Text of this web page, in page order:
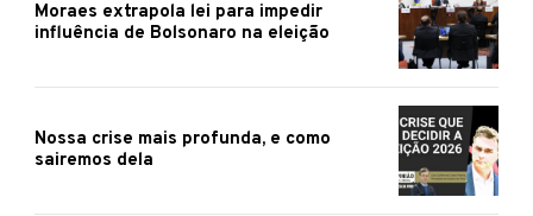
Moraes extrapola lei para impedir
influência de Bolsonaro na eleição
Nossa crise mais profunda, e como
sairemos dela